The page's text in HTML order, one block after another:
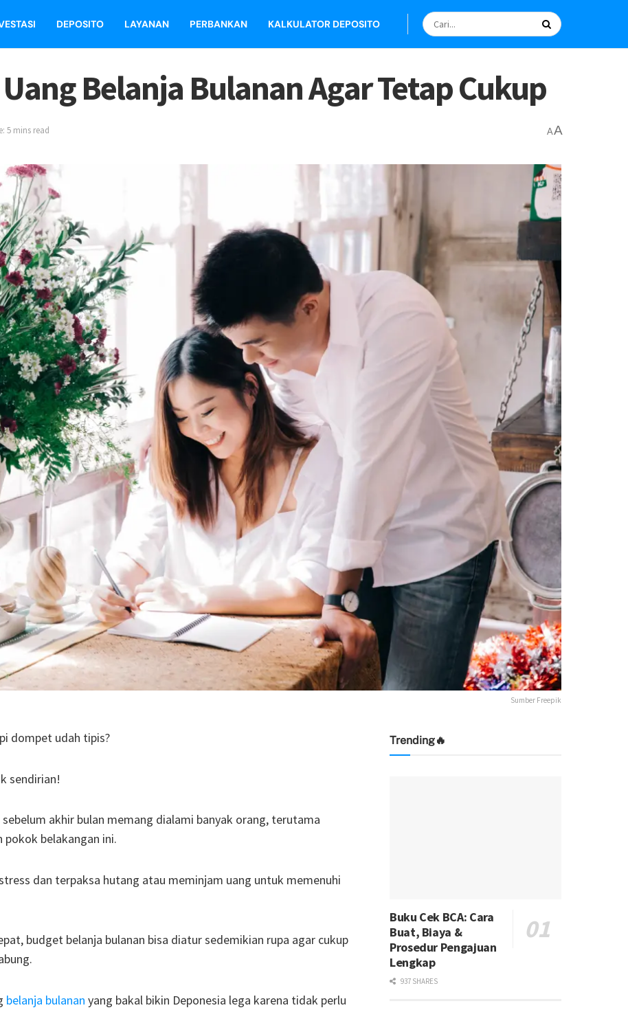
DEPOSITO LAYANAN PERBANKAN KALKULATOR DEPOSITO
Belanja Bulanan Agar Tetap Cukup
5 mins read AA
Sumber Freepik
dompet udah tipis?
sendirian!
sebelum akhir bulan memang dialami banyak orang, terutama
pokok belakangan ini.
dan terpaksa hutang atau meminjam uang untuk memenuhi
budget belanja bulanan bisa diatur sedemikian rupa agar cukup
belanja bulanan yang bakal bikin Deponesia lega karena tidak perlu
Trending🔥
Buku Cek BCA: Cara
Buat, Biaya &
Prosedur Pengajuan
Lengkap
937 SHARES